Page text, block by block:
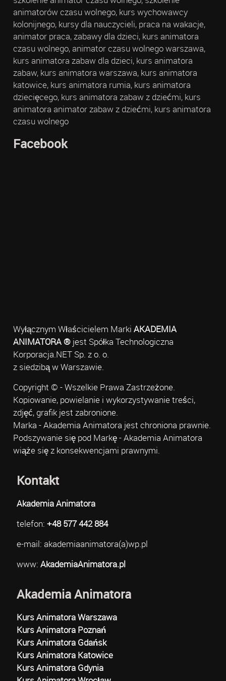
animatorów czasu wolnego, kurs wychowawcy
kolonijnego, kursy dla nauczycieli, praca na wakacje,
animator praca, zabawy dla dzieci, kurs animatora
czasu wolnego, animator czasu wolnego warszawa,
kurs animatora zabaw dla dzieci, kurs animatora
zabaw, kurs animatora warszawa, kurs animatora
katowice, kurs animatora rumia, kurs animatora
dziecięcego, kurs animatora zabaw z dziećmi, kurs
animatora animator zabaw z dziećmi, kurs animatora
czasu wolnego
Facebook
Wyłącznym Właścicielem Marki AKADEMIA
ANIMATORA ®jest Spółka Technologiczna
Korporacja.NET Sp. z o. o.
z siedzibą w Warszawie.
Copyright © - Wszelkie Prawa Zastrzeżone.
Kopiowanie, powielanie i wykorzystywanie treści,
zdjęć, grafik jest zabronione.
Marka - Akademia Animatora jest chroniona prawnie.
Podszywanie się pod Markę - Akademia Animatora
wiąże się z konsekwencjami prawnymi.
Kontakt
Akademia Animatora
telefon: +48 577 442 884
e-mail: akademiaanimatora(a)wp.pl
www: AkademiaAnimatora.pl
Akademia Animatora
Kurs Animatora Warszawa
Kurs Animatora Poznań
Kurs Animatora Gdańsk
Kurs Animatora Katowice
Kurs Animatora Gdynia